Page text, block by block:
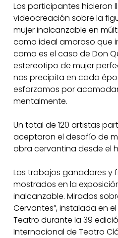
Los participantes hicieron
videocreación sobre la
mujer inalcanzable en
como ideal amoroso que
como es el caso de Don
estereotipo de mujer
nos precipita en cada
esforzamos por
mentalmente.
Un total de 120 artistas
aceptaron el desafío de
obra cervantina desde el
Los trabajos ganadores y
mostrados en la
inalcanzable. Miradas
Cervantes”, instalada en
Teatro durante la 39
Internacional de Teatro